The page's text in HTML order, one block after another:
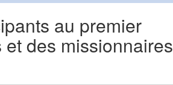
au premier
des missionnaires